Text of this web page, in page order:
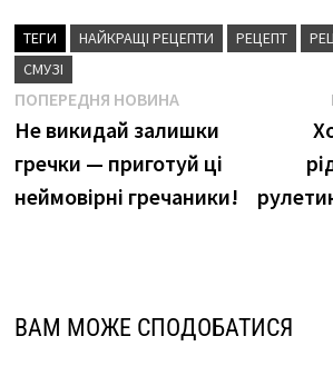
ТЕГИ НАЙКРАЩІ РЕЦЕПТИ РЕЦЕПТ
СМУЗІ
Навігація
записів
ПОПЕРЕДНЯ НОВИНАПопередня
новина
Не викидай залишки
гречки — приготуй ці
неймовірні гречаники!
ВАМ МОЖЕ СПОДОБАТИСЯ